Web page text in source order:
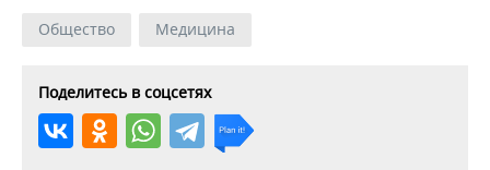
Общество Медицина
Поделитесь в соцсетях